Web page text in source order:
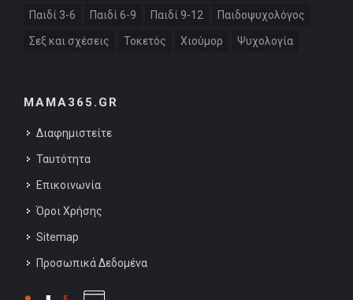
Παιδί 3-6 Παιδί 6-9 Παιδί 9-12 Παιδοψυχολόγος
Σεξ και σχέσεις Τοκετός Χιούμορ Ψυχολογία
MAMA365.GR
Διαφημιστείτε
Ταυτότητα
Επικοινωνία
Όροι Χρήσης
Sitemap
Προσωπικά Δεδομένα